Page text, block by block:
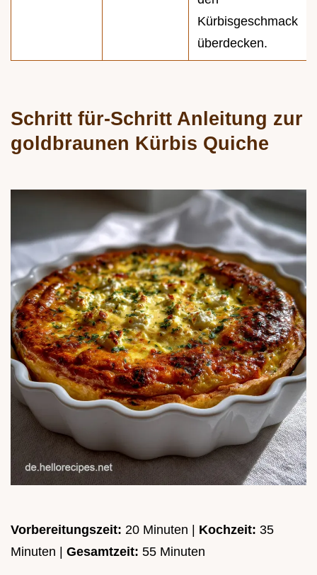
Kürbisgeschmack
überdecken.
Schritt für-Schritt Anleitung zur
goldbraunen Kürbis Quiche
Vorbereitungszeit: 20 Minuten | Kochzeit: 35
Minuten | Gesamtzeit: 55 Minuten